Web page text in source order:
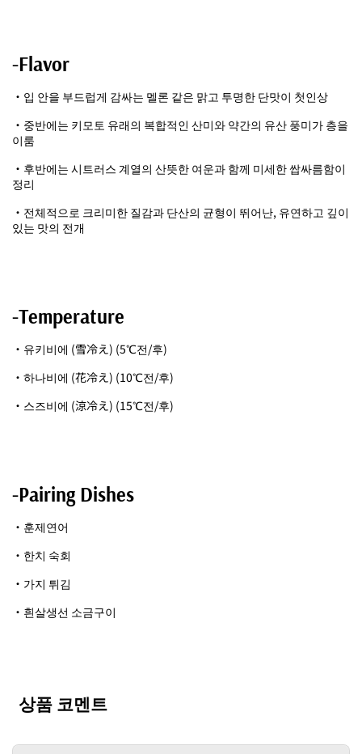
-Flavor
・입 안을 부드럽게 감싸는 멜론 같은 맑고 투명한 단맛이 첫인상
・중반에는 키모토 유래의 복합적인 산미와 약간의 유산 풍미가 층을
이룸
・후반에는 시트러스 계열의 산뜻한 여운과 함께 미세한 쌉싸름함이
정리
・전체적으로 크리미한 질감과 단산의 균형이 뛰어난, 유연하고 깊이
있는 맛의 전개
-Temperature
・유키비에 (雪冷え) (5℃전/후)
・하나비에 (花冷え) (10℃전/후)
・스즈비에 (涼冷え) (15℃전/후)
-Pairing Dishes
・훈제연어
・한치 숙회
・가지 튀김
・흰살생선 소금구이
상품 코멘트